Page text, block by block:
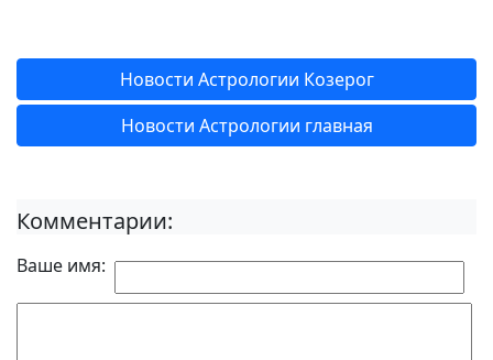
Новости Астрологии Козерог
Новости Астрологии главная
Комментарии:
Ваше имя: